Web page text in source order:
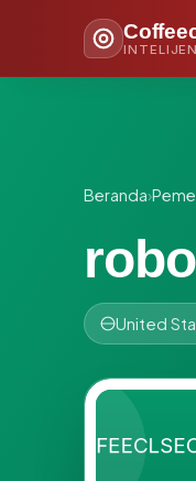
Beranda›
United